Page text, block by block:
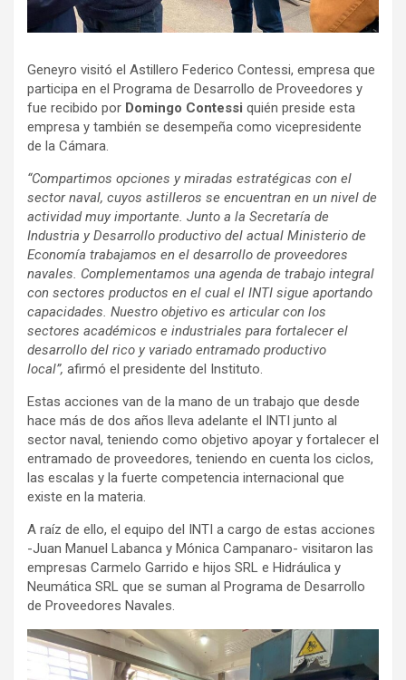
Geneyro visitó el Astillero Federico Contessi, empresa que
participa en el Programa de Desarrollo de Proveedores y
fue recibido por Domingo Contessi quién preside esta
empresa y también se desempeña como vicepresidente
de la Cámara.
“Compartimos opciones y miradas estratégicas con el
sector naval, cuyos astilleros se encuentran en un nivel de
actividad muy importante. Junto a la Secretaría de
Industria y Desarrollo productivo del actual Ministerio de
Economía trabajamos en el desarrollo de proveedores
navales. Complementamos una agenda de trabajo integral
con sectores productos en el cual el INTI sigue aportando
capacidades. Nuestro objetivo es articular con los
sectores académicos e industriales para fortalecer el
desarrollo del rico y variado entramado productivo
local”, afirmó el presidente del Instituto.
Estas acciones van de la mano de un trabajo que desde
hace más de dos años lleva adelante el INTI junto al
sector naval, teniendo como objetivo apoyar y fortalecer el
entramado de proveedores, teniendo en cuenta los ciclos,
las escalas y la fuerte competencia internacional que
existe en la materia.
A raíz de ello, el equipo del INTI a cargo de estas acciones
-Juan Manuel Labanca y Mónica Campanaro- visitaron las
empresas Carmelo Garrido e hijos SRL e Hidráulica y
Neumática SRL que se suman al Programa de Desarrollo
de Proveedores Navales.